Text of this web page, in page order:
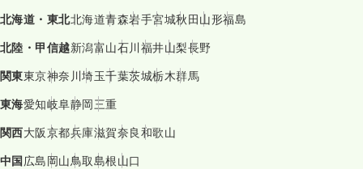
北海道・東北北海道青森岩手宮城秋田山形福島
北陸・甲信越新潟富山石川福井山梨長野
関東東京神奈川埼玉千葉茨城栃木群馬
東海愛知岐阜静岡三重
関西大阪京都兵庫滋賀奈良和歌山
中国広島岡山鳥取島根山口